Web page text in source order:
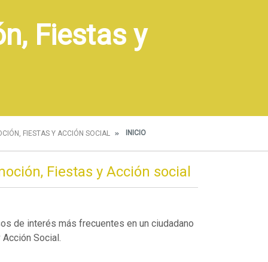
Fiestas y
FIESTAS Y ACCIÓN SOCIAL INICIO
Fiestas y Acción social
de interés más frecuentes en un ciudadano
Social.